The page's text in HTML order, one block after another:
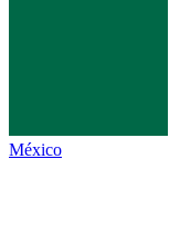
México